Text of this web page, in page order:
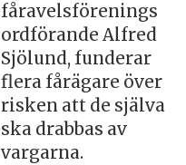
fåravelsförenings
ordförande Alfred
Sjölund, funderar
flera fårägare över
risken att de själva
ska drabbas av
vargarna.